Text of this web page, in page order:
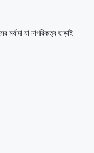
মর্যাদা যা নাগরিকত্ব ছাড়াই